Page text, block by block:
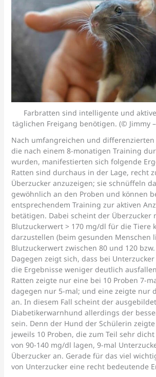
Farbratten sind intelligente und
täglichen Freigang benötigen. (© Jimmy
Nach umfangreichen und differenzierten
die nach einem 8-monatigen Training
wurden, manifestierten sich folgende
Ratten sind durchaus in der Lage, recht
Überzucker anzuzeigen; sie schnüffeln
gewöhnlich an den Proben und können
entsprechendem Training zur aktiven
betätigen. Dabei scheint der Überzucker
Blutzuckerwert > 170 mg/dl für die Tiere
darzustellen (beim gesunden Menschen
Blutzuckerwert zwischen 80 und 120
Dagegen zeigt sich, dass bei
die Ergebnisse weniger deutlich
Ratten zeigte nur eine bei 10 Proben 7-
dagegen nur 5-mal; und eine zeigte nur
an. In diesem Fall scheint der
Diabetikerwarnhund allerdings der
sein. Denn der Hund der Schülerin
jeweils 10 Proben, die zum Teil sehr
von 90-140 mg/dl lagen, 9-mal
Überzucker an. Gerade für das viel
von Unterzucker eine recht bedeutende